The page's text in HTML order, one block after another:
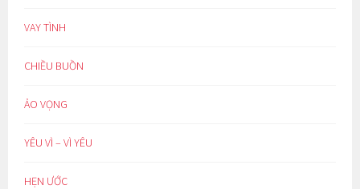
VAY TÌNH
CHIỀU BUỒN
ẢO VỌNG
YÊU VÌ – VÌ YÊU
HẸN ƯỚC